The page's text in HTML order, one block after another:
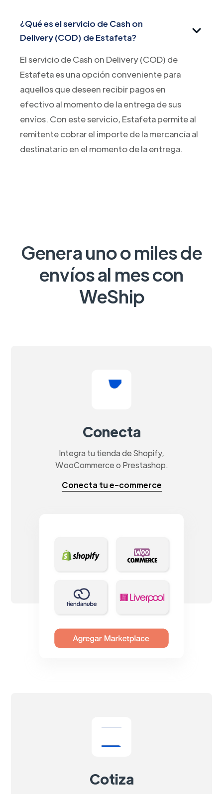
¿Qué es el servicio de Cash on
Delivery (COD) de Estafeta?
El servicio de Cash on Delivery (COD) de
Estafeta es una opción conveniente para
aquellos que deseen recibir pagos en
efectivo al momento de la entrega de sus
envíos. Con este servicio, Estafeta permite al
remitente cobrar el importe de la mercancía al
destinatario en el momento de la entrega.
Genera uno o miles de
envíos al mes con
WeShip
Conecta
Integra tu tienda de Shopify,
WooCommerce o Prestashop.
Conecta tu e-commerce
Cotiza